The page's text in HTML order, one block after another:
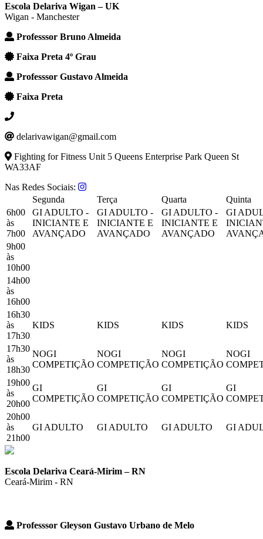
Escola Delariva Wigan – UK
Wigan - Manchester
Professsor Bruno Almeida
Faixa Preta 4º Grau
Professsor Gustavo Almeida
Faixa Preta
delarivawigan@gmail.com
Fighting for Fitness Unit 5 Queens Enterprise Park Queen St
WA33AF
Nas Redes Sociais:
Segunda
Terça Quarta
Quinta
6h00
às
7h00
GI ADULTO -
INICIANTE E
AVANÇADO
GI ADULTO -
INICIANTE E
AVANÇADO
GI ADULTO -
INICIANTE E
AVANÇADO
GI
9h00
às
10h00
14h00
às
16h00
16h30
às
17h30
KIDS KIDS KIDS KIDS
17h30
às
18h30
NOGI
COMPETIÇÃO
NOGI
COMPETIÇÃO
NOGI
COMPETIÇÃO
NOGI
19h00
às
20h00
GI
COMPETIÇÃO
GI
COMPETIÇÃO
GI
COMPETIÇÃO
GI
20h00
às
21h00
GI ADULTO GI ADULTO GI ADULTO GI
Escola Delariva Ceará-Mirim – RN
Ceará-Mirim - RN
Professsor Gleyson Gustavo Urbano de Melo